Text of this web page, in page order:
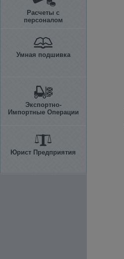
Расчеты с
персоналом
Умная подшивка
Экспортно-
Импортные Операции
Юрист Предприятия